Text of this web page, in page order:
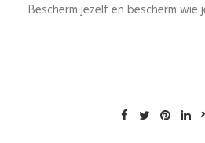
Bescherm jezelf en bescherm wie